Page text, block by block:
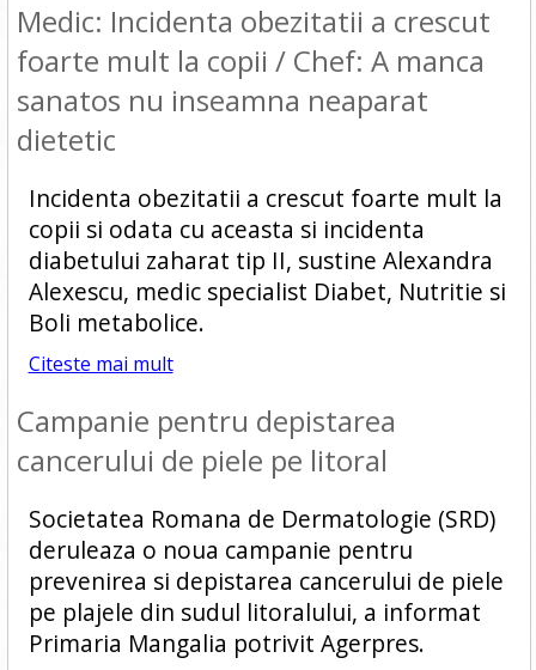
Medic: Incidenta obezitatii a crescut
foarte mult la copii / Chef: A manca
sanatos nu inseamna neaparat
dietetic
Incidenta obezitatii a crescut foarte mult la
copii si odata cu aceasta si incidenta
diabetului zaharat tip II, sustine Alexandra
Alexescu, medic specialist Diabet, Nutritie si
Boli metabolice.
Citeste mai mult
Campanie pentru depistarea
cancerului de piele pe litoral
Societatea Romana de Dermatologie (SRD)
deruleaza o noua campanie pentru
prevenirea si depistarea cancerului de piele
pe plajele din sudul litoralului, a informat
Primaria Mangalia potrivit Agerpres.